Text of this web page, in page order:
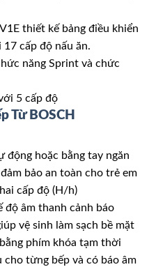
thiết kế bảng điều khiển
cấp độ nấu ăn.
năng Sprint và chức
5 cấp độ
Từ BOSCH
động hoặc bằng tay ngăn
bảo an toàn cho trẻ em
cấp độ (H/h)
độ âm thanh cảnh báo
vệ sinh làm sạch bề mặt
phím khóa tạm thời
từng bếp và có báo âm